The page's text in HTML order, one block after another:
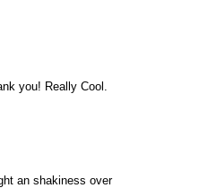
you! Really Cool.
an shakiness over